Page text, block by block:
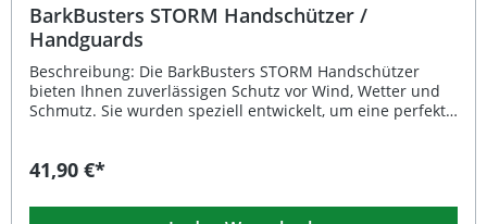
BarkBusters STORM Handschützer /
Handguards
Beschreibung: Die BarkBusters STORM Handschützer
bieten Ihnen zuverlässigen Schutz vor Wind, Wetter und
Schmutz. Sie wurden speziell entwickelt, um eine perfekte
Hände effektiv vor Ästen, Steinschlägen und Kälte,
eignen.Die Handprotektoren sind kompatibel mit allen
41,90 €*